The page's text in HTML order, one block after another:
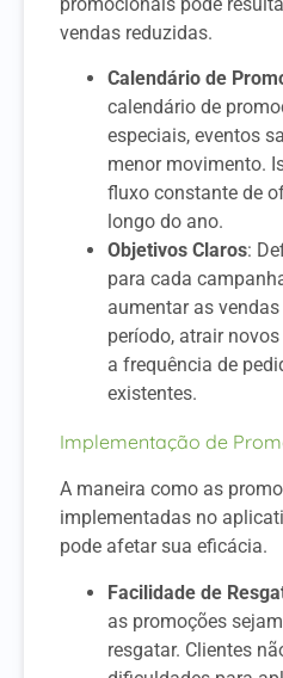
vendas reduzidas.
Calendário de
calendário de
especiais, eventos
menor movimento.
fluxo constante de
longo do ano.
Objetivos Claros:
para cada
aumentar as
período, atrair
a frequência de
existentes.
Implementação de
A maneira como as
implementadas no
pode afetar sua eficácia.
Facilidade de
as promoções
resgatar. Clientes